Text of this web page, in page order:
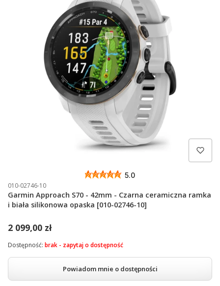
5.0
010-02746-10
Garmin Approach S70 - 42mm - Czarna ceramiczna ramka
i biała silikonowa opaska [010-02746-10]
2 099,00 zł
Powiadom mnie o dostępności
Dostępność: brak - zapytaj o dostępność